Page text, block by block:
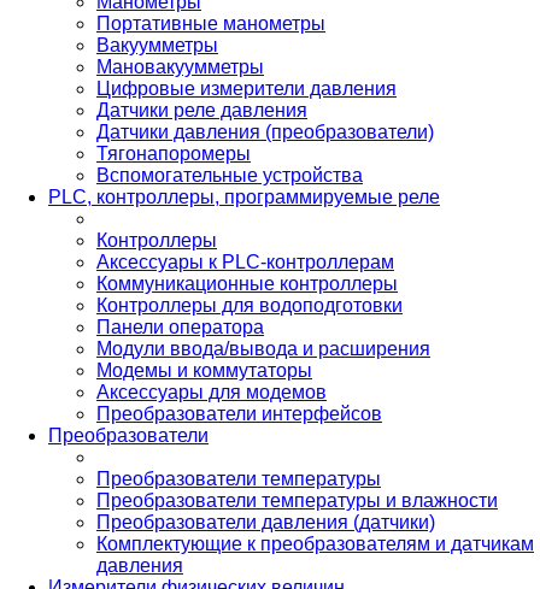
Портативные манометры
Вакуумметры
Мановакуумметры
Цифровые измерители давления
Датчики реле давления
Датчики давления (преобразователи)
Тягонапоромеры
Вспомогательные устройства
PLС, контроллеры, программируемые реле
Контроллеры
Аксессуары к PLC-контроллерам
Коммуникационные контроллеры
Контроллеры для водоподготовки
Панели оператора
Модули ввода/вывода и расширения
Модемы и коммутаторы
Аксессуары для модемов
Преобразователи интерфейсов
Преобразователи
Преобразователи температуры
Преобразователи температуры и влажности
Преобразователи давления (датчики)
Комплектующие к преобразователям и датчикам
давления